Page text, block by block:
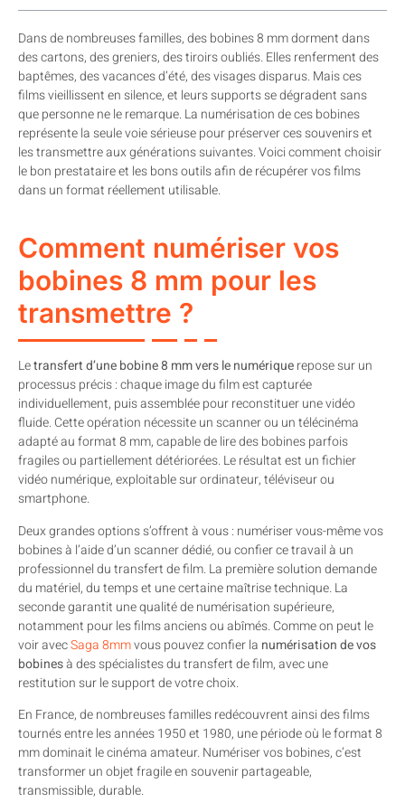
Dans de nombreuses familles, des bobines 8 mm dorment dans
des cartons, des greniers, des tiroirs oubliés. Elles renferment des
baptêmes, des vacances d’été, des visages disparus. Mais ces
films vieillissent en silence, et leurs supports se dégradent sans
que personne ne le remarque. La numérisation de ces bobines
représente la seule voie sérieuse pour préserver ces souvenirs et
les transmettre aux générations suivantes. Voici comment choisir
le bon prestataire et les bons outils afin de récupérer vos films
dans un format réellement utilisable.
Comment numériser vos
bobines 8 mm pour les
transmettre ?
Letransfert d’une bobine 8 mm vers le numériquerepose sur un
processus précis : chaque image du film est capturée
individuellement, puis assemblée pour reconstituer une vidéo
fluide. Cette opération nécessite un scanner ou un télécinéma
adapté au format 8 mm, capable de lire des bobines parfois
fragiles ou partiellement détériorées. Le résultat est un fichier
vidéo numérique, exploitable sur ordinateur, téléviseur ou
smartphone.
Deux grandes options s’offrent à vous : numériser vous-même vos
bobines à l’aide d’un scanner dédié, ou confier ce travail à un
professionnel du transfert de film. La première solution demande
du matériel, du temps et une certaine maîtrise technique. La
seconde garantit une qualité de numérisation supérieure,
notamment pour les films anciens ou abîmés. Comme on peut le
voir avecSaga 8mmvous pouvez confier la numérisation de vos
bobinesà des spécialistes du transfert de film, avec une
restitution sur le support de votre choix.
En France, de nombreuses familles redécouvrent ainsi des films
tournés entre les années 1950 et 1980, une période où le format 8
mm dominait le cinéma amateur. Numériser vos bobines, c’est
transformer un objet fragile en souvenir partageable,
transmissible, durable.